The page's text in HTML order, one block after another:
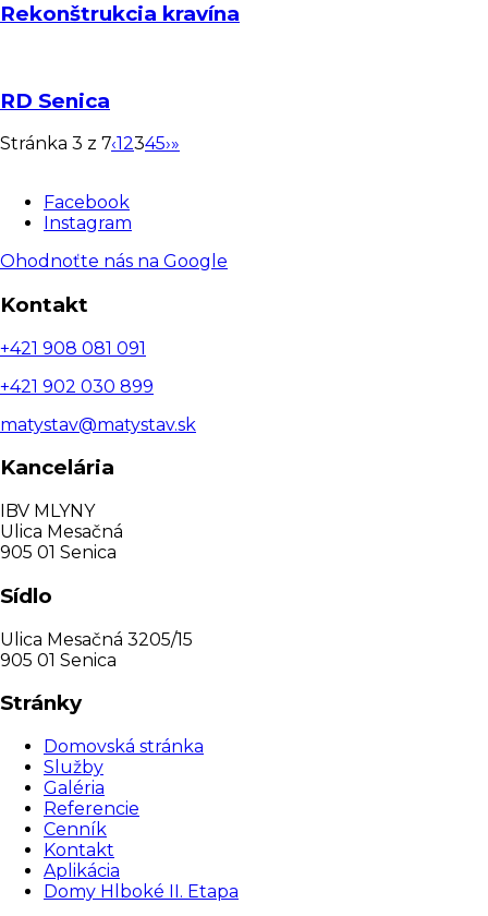
Rekonštrukcia kravína
RD Senica
Stránka 3 z 7‹12345›»
Facebook
Instagram
Ohodnoťte nás na Google
Kontakt
+421 908 081 091
+421 902 030 899
matystav@matystav.sk
Kancelária
IBV MLYNY
Ulica Mesačná
905 01 Senica
Sídlo
Ulica Mesačná 3205/15
905 01 Senica
Stránky
Domovská stránka
Služby
Galéria
Referencie
Cenník
Kontakt
Aplikácia
Domy Hlboké II. Etapa